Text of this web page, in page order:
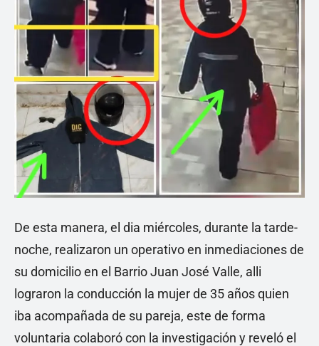
De esta manera, el dia miércoles, durante la tarde-
noche, realizaron un operativo en inmediaciones de
su domicilio en el Barrio Juan José Valle, alli
lograron la conducción la mujer de 35 años quien
iba acompañada de su pareja, este de forma
voluntaria colaboró con la investigación y reveló el